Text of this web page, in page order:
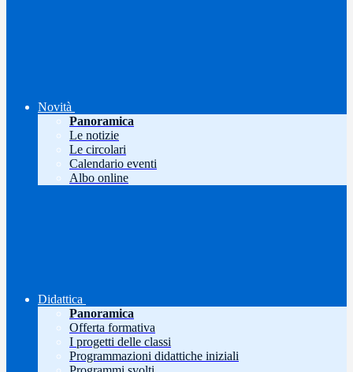
Novità
Panoramica
Le notizie
Le circolari
Calendario eventi
Albo online
Didattica
Panoramica
Offerta formativa
I progetti delle classi
Programmazioni didattiche iniziali